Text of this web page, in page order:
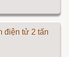
điện tử 2 tấn